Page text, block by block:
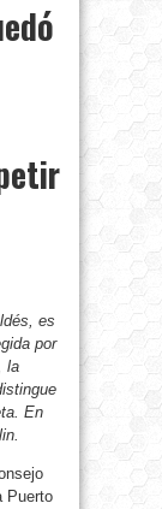
es
por
la
En
Puerto